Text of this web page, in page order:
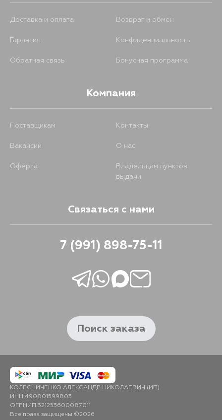
Доставка и оплата Возврат и обмен
Гарантия Конфиденциальность
Обратная связь Бонусная программа
Компания
Поставщикам Контакты
Вакансии О нас
Оферта
Владельцам пунктов
выдачи
Связаться с нами
7 (991) 898-75-11
Поиск заказа
КОЛЕСНИЧЕНКО АЛЕКСАНДР НИКОЛАЕВИЧ (ИП)
ИНН 490801599803
ОГРНИП 321253600087011
Все права защищены ©2026